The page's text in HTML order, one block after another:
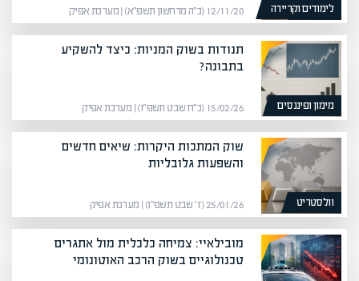
לימודים וקריירה 12/11/20 (כ״ה מרחשון תשפ״א) | מערכת אפיק
מימון ופיננסים
תנודות בשוק המניות: כיצד להשקיע
בתבונה?
15/02/26 (כ״ח שבט תשפ״ו) | מערכת אפיק
וולסטריט
שוק המתכות היקרות: שיאים חדשים
והשפעות גלובליות
25/01/26 (ז׳ שבט תשפ״ו) | מערכת אפיק
מובילאיי: צמיחה כלכלית מול אתגרים
טכנולוגיים בשוק הרכב האוטונומי